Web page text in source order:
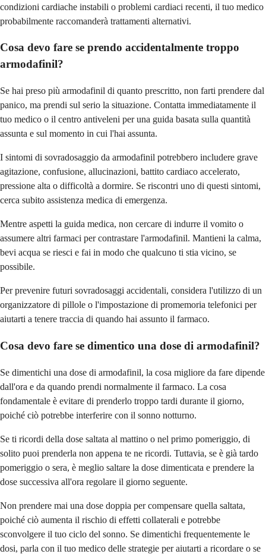
condizioni cardiache instabili o problemi cardiaci recenti, il tuo medico
probabilmente raccomanderà trattamenti alternativi.
Cosa devo fare se prendo accidentalmente troppo
armodafinil?
Se hai preso più armodafinil di quanto prescritto, non farti prendere dal
panico, ma prendi sul serio la situazione. Contatta immediatamente il
tuo medico o il centro antiveleni per una guida basata sulla quantità
assunta e sul momento in cui l'hai assunta.
I sintomi di sovradosaggio da armodafinil potrebbero includere grave
agitazione, confusione, allucinazioni, battito cardiaco accelerato,
pressione alta o difficoltà a dormire. Se riscontri uno di questi sintomi,
cerca subito assistenza medica di emergenza.
Mentre aspetti la guida medica, non cercare di indurre il vomito o
assumere altri farmaci per contrastare l'armodafinil. Mantieni la calma,
bevi acqua se riesci e fai in modo che qualcuno ti stia vicino, se
possibile.
Per prevenire futuri sovradosaggi accidentali, considera l'utilizzo di un
organizzatore di pillole o l'impostazione di promemoria telefonici per
aiutarti a tenere traccia di quando hai assunto il farmaco.
Cosa devo fare se dimentico una dose di armodafinil?
Se dimentichi una dose di armodafinil, la cosa migliore da fare dipende
dall'ora e da quando prendi normalmente il farmaco. La cosa
fondamentale è evitare di prenderlo troppo tardi durante il giorno,
poiché ciò potrebbe interferire con il sonno notturno.
Se ti ricordi della dose saltata al mattino o nel primo pomeriggio, di
solito puoi prenderla non appena te ne ricordi. Tuttavia, se è già tardo
pomeriggio o sera, è meglio saltare la dose dimenticata e prendere la
dose successiva all'ora regolare il giorno seguente.
Non prendere mai una dose doppia per compensare quella saltata,
poiché ciò aumenta il rischio di effetti collaterali e potrebbe
sconvolgere il tuo ciclo del sonno. Se dimentichi frequentemente le
dosi, parla con il tuo medico delle strategie per aiutarti a ricordare o se